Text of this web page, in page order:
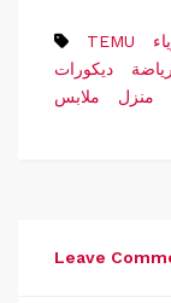
TEMU
ديكورات
رياضة
ملابس
منزل
Leave